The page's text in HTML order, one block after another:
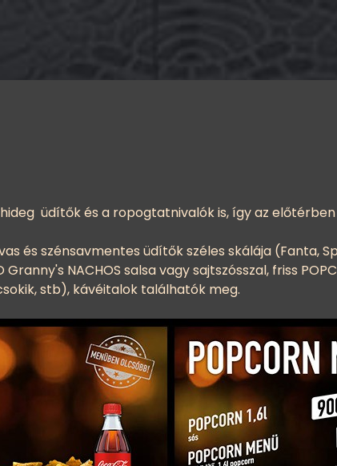
üdítők és a ropogtatnivalók is, így az
és szénsavmentes üdítők széles skálája (Fanta,
NACHOS salsa vagy sajtszósszal, friss
stb), kávéitalok találhatók meg.